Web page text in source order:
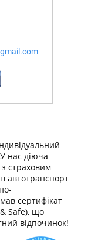
нас діюча
з страховим
автотранспорт
сертифікат
& Safe), що
відпочинок!